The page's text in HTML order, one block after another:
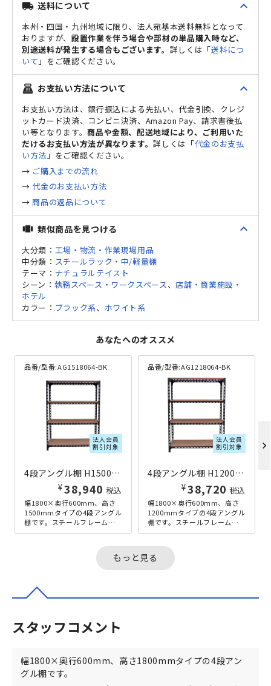
local_shipping 送料について expand_less
本州・四国・九州地域に限り、法人宛基本送料無料となって
おりますが、 設置作業を伴う場合や部材の単品購入時など、
別途送料が発生する場合もございます。 詳しくは「送料につ
いて 」をご確認ください。
point_of_sale お支払い方法について expand_less
お支払い方法は、銀行振込による先払い、代金引換、クレジ
ットカード決済、コンビニ決済、Amazon Pay、請求書後払
い等となります。商品や金額、配送地域により、ご利用いた
だけるお支払い方法が異なります。詳しくは「代金のお支払
い方法 」をご確認ください。
→ ご購入までの流れ
→代金のお支払い方法
→ 商品の返品について
view_carousel 類似商品を見つける expand_less
大分類： 工場・物流・作業現場用品
中分類： スチールラック・中/軽量棚
テーマ： ナチュラルテイスト
シーン： 執務スペース・ワークスペース 、 店舗・商業施設・
ホテル
カラー： ブラック系、 ホワイト系
あなたへのオススメ
品番/型番:AG1518064-BK
法人会員
割引対象
4段アングル棚 H1500×W1800×D600 ブラック
¥38,940 税込
幅1800×奥行600mm、高さ
1500mmタイプの4段アングル
棚です。スチールフレームと
パーティクルボードを組み合
品番/型番:AG1218064-BK
法人会員
割引対象
4段アングル棚 H1200×W1800×D600 ブラック
¥38,720 税込
幅1800×奥行600mm、高さ
1200mmタイプの4段アングル
棚です。スチールフレームと
パーティクルボードを組み合
chevron_right
もっと見る
スタッフコメント
幅1800×奥行600mm、高さ1800mmタイプの4段アン
グル棚です。